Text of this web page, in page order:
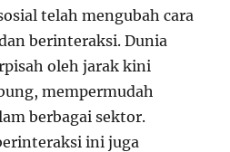
telah mengubah cara
berinteraksi. Dunia
oleh jarak kini
mempermudah
berbagai sektor.
ini juga